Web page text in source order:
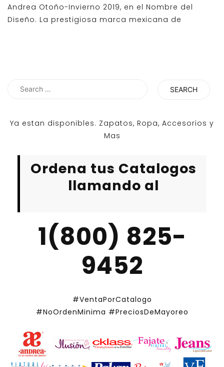
Andrea Otoño-Invierno 2019, en el Nombre del
Diseño. La prestigiosa marca mexicana de
Search
Ya estan disponibles. Zapatos, Ropa, Accesorios y
Mas
Ordena tus Catalogos
llamando al
1(800) 825-
9452
#VentaPorCatalogo
#NoOrdenMinima #PreciosDeMayoreo